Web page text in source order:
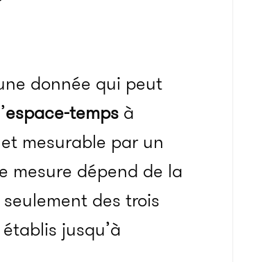
donnée qui peut
espace-temps à
mesurable par un
dépend de la
des trois
jusqu’à